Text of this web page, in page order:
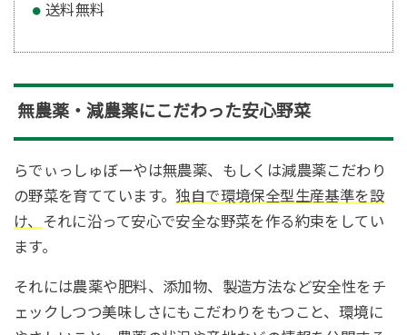
送料無料
無農薬・減農薬にこだわった安心野菜
らでぃっしゅぼーやは無農薬、もしくは減農薬こだわり
の野菜を育てています。 独自で環境保全型生産基準を設
け、 それに沿って安心で安全な野菜を作る約束をしてい
ます。
それには農薬や肥料、添加物、製造方法など安全性をチ
ェックしつつ美味しさにもこだわりをもつこと、環境に